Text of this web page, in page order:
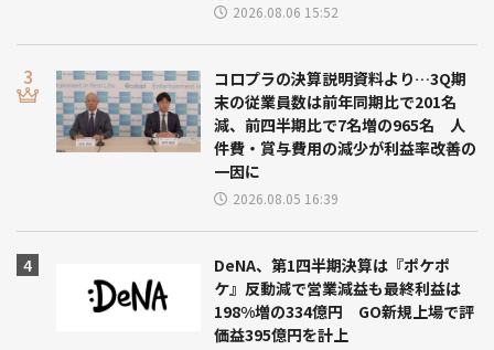
2026.08.06 15:52
コロプラの決算説明資料より…3Q期
末の従業員数は前年同期比で201名
減、前四半期比で7名増の965名 人
件費・賞与費用の減少が利益率改善の
一因に
2026.08.05 16:39
DeNA、第1四半期決算は『ポケポ
ケ』反動減で営業減益も最終利益は
198%増の334億円 GO新規上場で評
価益395億円を計上